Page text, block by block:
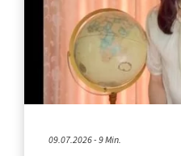
09.07.2026 - 9 Min.